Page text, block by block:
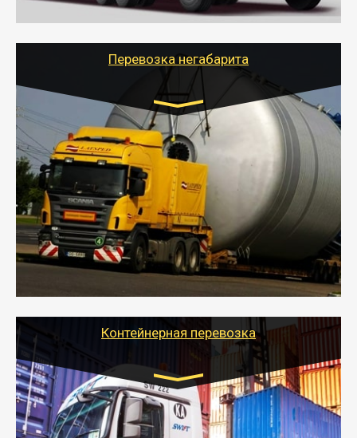
- Тайгер Логистик поможет быстро перевезти
скоропортящиеся продукты в любой город России с
Перевозка негабарита
Цена за км. Рассчитывается
индивидуально
- Перевозка техники и негабаритных грузов
осуществляется после получения разрешения на
перевозку (обычно 7-14 дней).
- Тайгер Логистик в короткие сроки поможет вам
качественно и безопасно перевезти негабаритные
грузы по всей России тралом, манипулятором и
другим транспортом и подобрать оптимальный
Контейнерная перевозка
Цена за км. Рассчитывается
индивидуально